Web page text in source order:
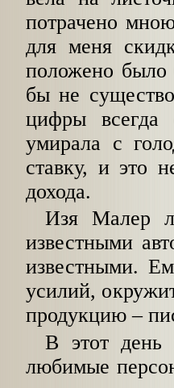
потрачено
для меня
положено было
бы не
цифры всегда
умирала с
ставку, и это
дохода.
Изя Малер
известными
известными.
усилий,
продукцию –
В этот день
любимые